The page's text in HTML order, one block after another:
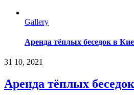
Gallery
Аренда тёплых беседок в
31 10, 2021
Аренда тёплых